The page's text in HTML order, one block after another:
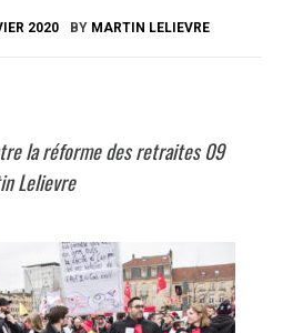
2020 BY MARTIN LELIEVRE
la réforme des retraites 09
Lelievre